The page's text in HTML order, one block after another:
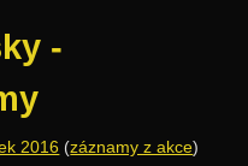
-
2016 (záznamy z akce)